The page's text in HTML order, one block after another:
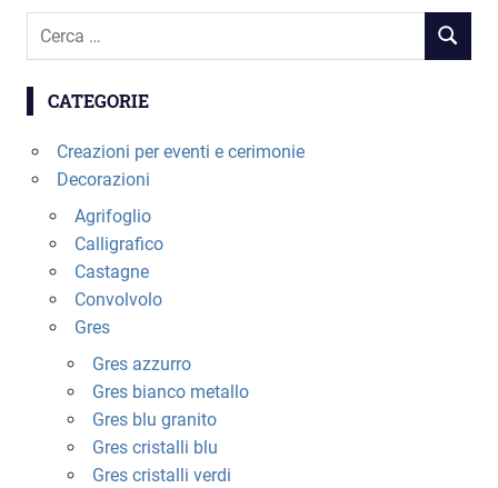
scelte
nella
pagina
del
Cerca
RICERCA
CATEGORIE
Creazioni per eventi e cerimonie
Decorazioni
Agrifoglio
Calligrafico
Castagne
Convolvolo
Gres
Gres azzurro
Gres bianco metallo
Gres blu granito
Gres cristalli blu
Gres cristalli verdi